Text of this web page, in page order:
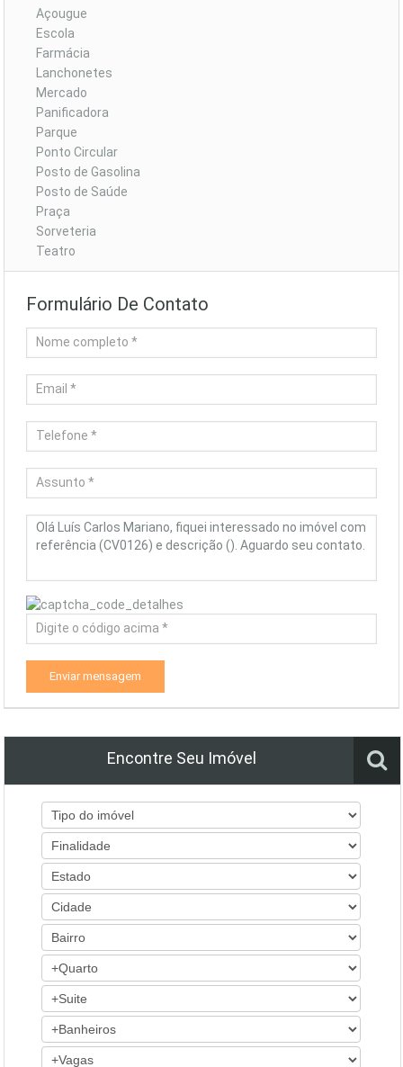
Açougue
Escola
Farmácia
Lanchonetes
Mercado
Panificadora
Parque
Ponto Circular
Posto de Gasolina
Posto de Saúde
Praça
Sorveteria
Teatro
Formulário De Contato
Enviar mensagem
Encontre Seu Imóvel